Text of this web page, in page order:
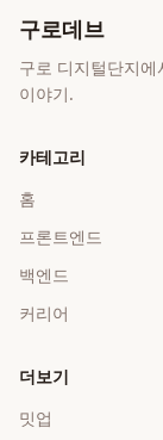
구로데브
구로 디지털단지
이야기.
카테고리
홈
프론트엔드
백엔드
커리어
더보기
밋업